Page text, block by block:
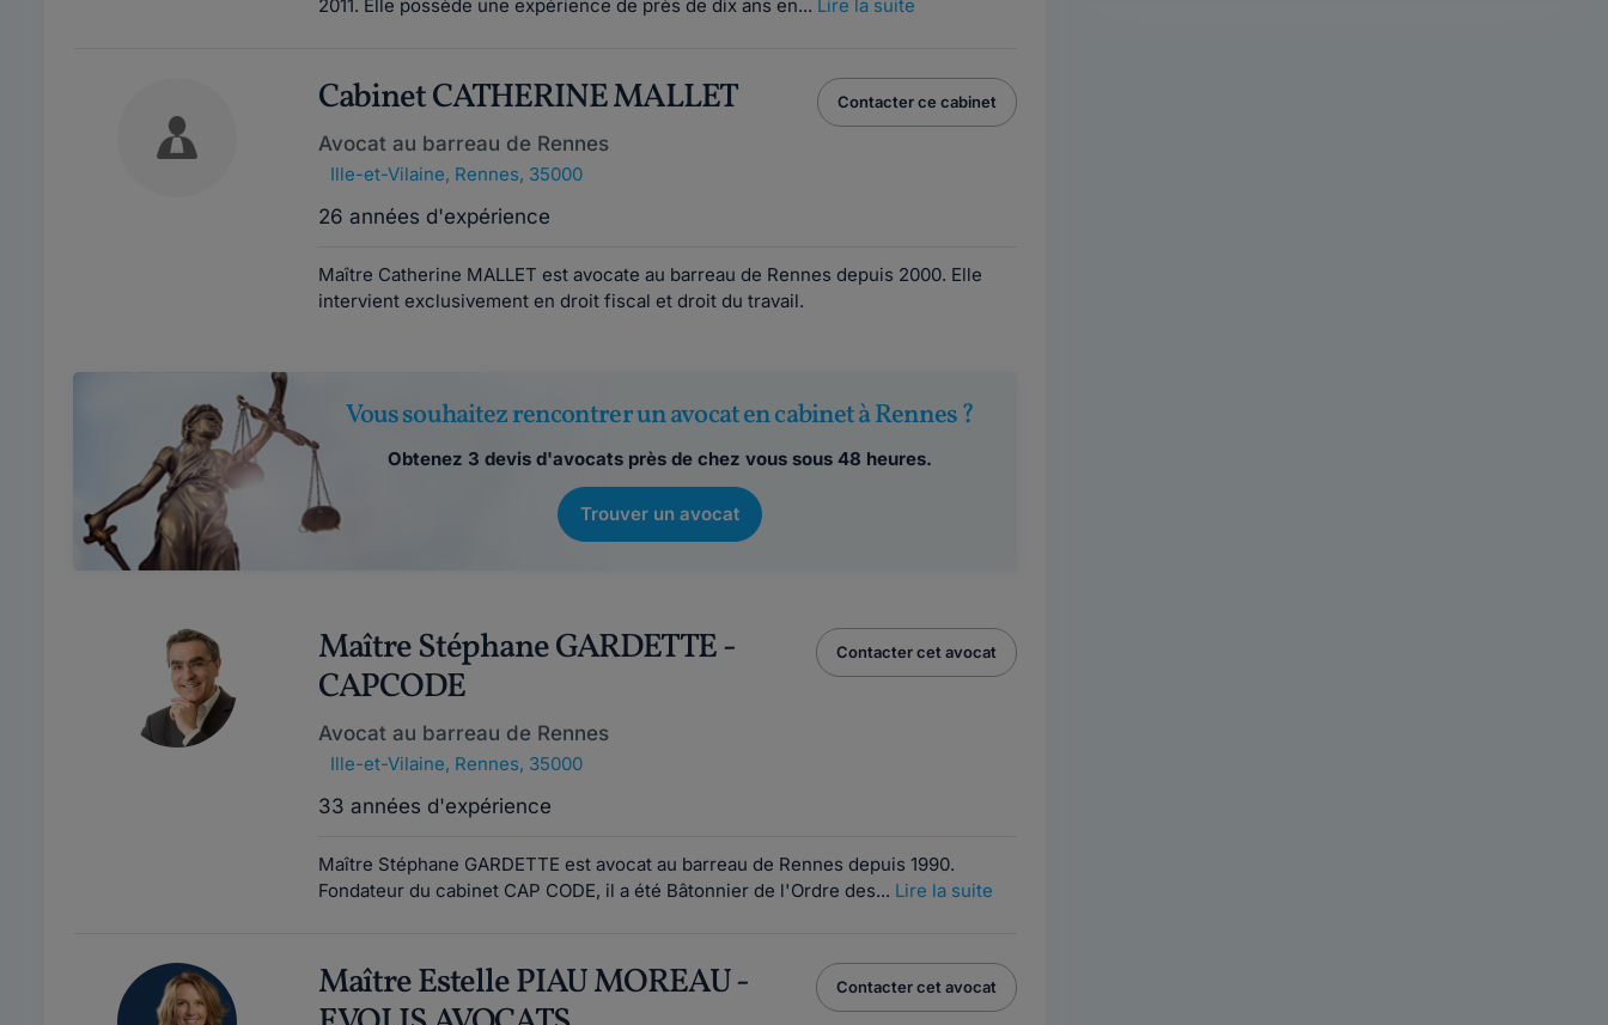
2011. Elle possède une expérience de près de dix ans en... Lire la suite
Cabinet CATHERINE MALLET
Avocat au barreau de Rennes
Ille-et-Vilaine, Rennes, 35000
26 années d'expérience
Contacter ce cabinet
Maître Catherine MALLET est avocate au barreau de Rennes depuis 2000. Elle
intervient exclusivement en droit fiscal et droit du travail.
Vous souhaitez rencontrer un avocat en cabinet à Rennes ?
Obtenez 3 devis d'avocats près de chez vous sous 48 heures.
Trouver un avocat
Maître Stéphane GARDETTE -
CAPCODE
Avocat au barreau de Rennes
Ille-et-Vilaine, Rennes, 35000
33 années d'expérience
Contacter cet avocat
Maître Stéphane GARDETTE est avocat au barreau de Rennes depuis 1990.
Fondateur du cabinet CAP CODE, il a été Bâtonnier de l'Ordre des... Lire la suite
Maître Estelle PIAU MOREAU -
Contacter cet avocat